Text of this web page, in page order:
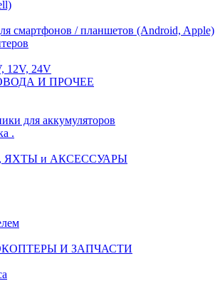
смартфонов / планшетов (Android, Apple)
12V, 24V
И ПРОЧЕЕ
для аккумуляторов
.
ЯХТЫ и АКСЕССУАРЫ
И ЗАПЧАСТИ